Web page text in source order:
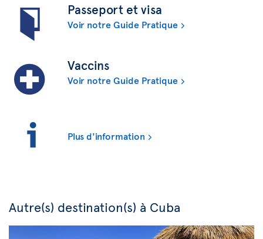
Passeport et visa
Voir notre Guide Pratique
Vaccins
Voir notre Guide Pratique
Plus d'information
Autre(s) destination(s) à Cuba